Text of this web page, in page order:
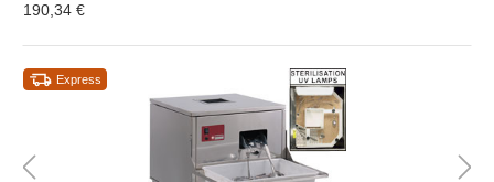
190,34 €
Express